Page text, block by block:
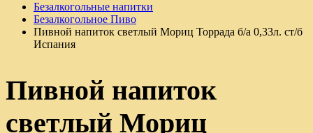
Безалкогольные напитки
Безалкогольное Пиво
Пивной напиток светлый Мориц Торрада б/а 0,33л. ст/б
Испания
Пивной напиток
светлый Мориц